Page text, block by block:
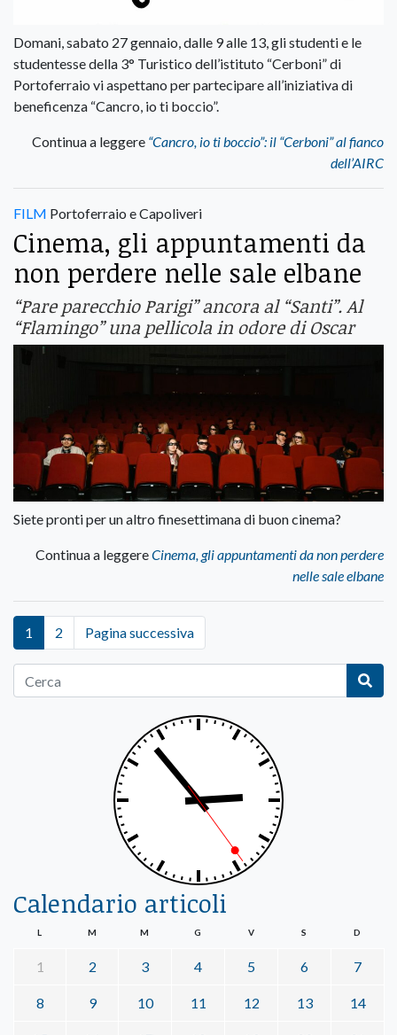
Domani, sabato 27 gennaio, dalle 9 alle 13, gli studenti e le
studentesse della 3° Turistico dell’istituto “Cerboni” di
Portoferraio vi aspettano per partecipare all’iniziativa di
beneficenza “Cancro, io ti boccio”.
Continua a leggere “Cancro, io ti boccio”: il “Cerboni” al fianco
dell’AIRC
FILM Portoferraio e Capoliveri
Cinema, gli appuntamenti da
non perdere nelle sale elbane
“Pare parecchio Parigi” ancora al “Santi”. Al
“Flamingo” una pellicola in odore di Oscar
Siete pronti per un altro finesettimana di buon cinema?
Continua a leggereCinema, gli appuntamenti da non perdere
nelle sale elbane
1 2 Pagina successiva
Calendario articoli
L M M G V S D
1 2 3 4 5 6 7
8 9 10 11 12 13 14